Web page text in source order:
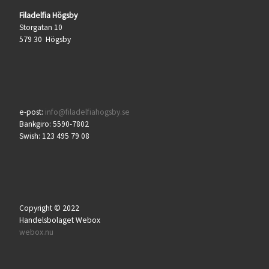
Filadelfia Högsby
Storgatan 10
579 30 Högsby
e-post: info@filadelfiahogsby.se
Bankgiro: 5590-7802
Swish: 123 495 79 08
Copyright © 2022
Handelsbolaget Webox
webox.nu